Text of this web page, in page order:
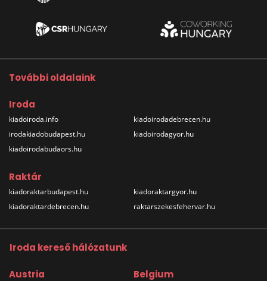
További oldalaink
Iroda
kiadoiroda.info
irodakiadobudapest.hu
kiadoirodabudaors.hu
kiadoirodadebrecen.hu
kiadoirodagyor.hu
Raktár
kiadoraktarbudapest.hu
kiadoraktardebrecen.hu
kiadoraktargyor.hu
raktarszekesfehervar.hu
Iroda kereső hálózatunk
Austria Belgium